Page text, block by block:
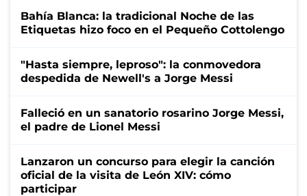
Bahía Blanca: la tradicional Noche de las
Etiquetas hizo foco en el Pequeño Cottolengo
"Hasta siempre, leproso": la conmovedora
despedida de Newell's a Jorge Messi
Falleció en un sanatorio rosarino Jorge Messi,
el padre de Lionel Messi
Lanzaron un concurso para elegir la canción
oficial de la visita de León XIV: cómo
participar